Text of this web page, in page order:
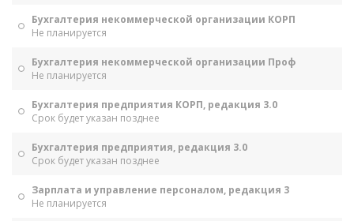
Бухгалтерия некоммерческой организации КОРП
Не планируется
Бухгалтерия некоммерческой организации Проф
Не планируется
Бухгалтерия предприятия КОРП, редакция 3.0
Срок будет указан позднее
Бухгалтерия предприятия, редакция 3.0
Срок будет указан позднее
Зарплата и управление персоналом, редакция 3
Не планируется